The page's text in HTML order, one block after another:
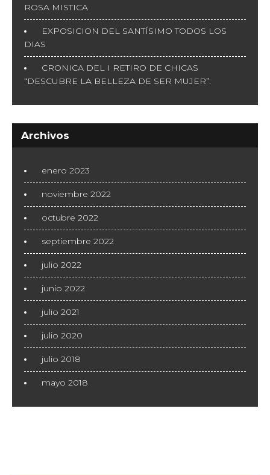
ROSA MISTICA
EXPOSICION DEL SANTÍSIMO TODOS LOS
DIAS
CRONICA DEL I RETIRO DE CHICAS
“DESCUBRE LA BELLEZA DE SER MUJER”.
Archivos
enero 2023
noviembre 2022
octubre 2022
septiembre 2022
julio 2022
junio 2022
julio 2021
julio 2020
julio 2018
mayo 2018